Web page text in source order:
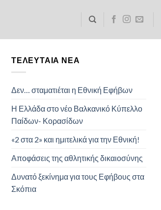
ΤΕΛΕΥΤΑΊΑ ΝΈΑ
Δεν… σταματιέται η Εθνική Εφήβων
Η Ελλάδα στο νέο Βαλκανικό Κύπελλο
Παίδων- Κορασίδων
«2 στα 2» και ημιτελικά για την Εθνική!
Αποφάσεις της αθλητικής δικαιοσύνης
Δυνατό ξεκίνημα για τους Εφήβους στα
Σκόπια